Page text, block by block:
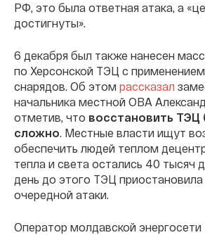
РФ, это была ответная атака, а
достигнуты».
6 декабря был также нанесен
по Херсонской ТЭЦ с применением
снарядов. Об этом рассказал
начальника местной ОВА
отметив, что восстановить ТЭЦ
сложно. Местные власти ищут
обеспечить людей теплом
тепла и света остались 40 тысяч
день до этого ТЭЦ приостановила
очередной атаки.
Оператор молдавской